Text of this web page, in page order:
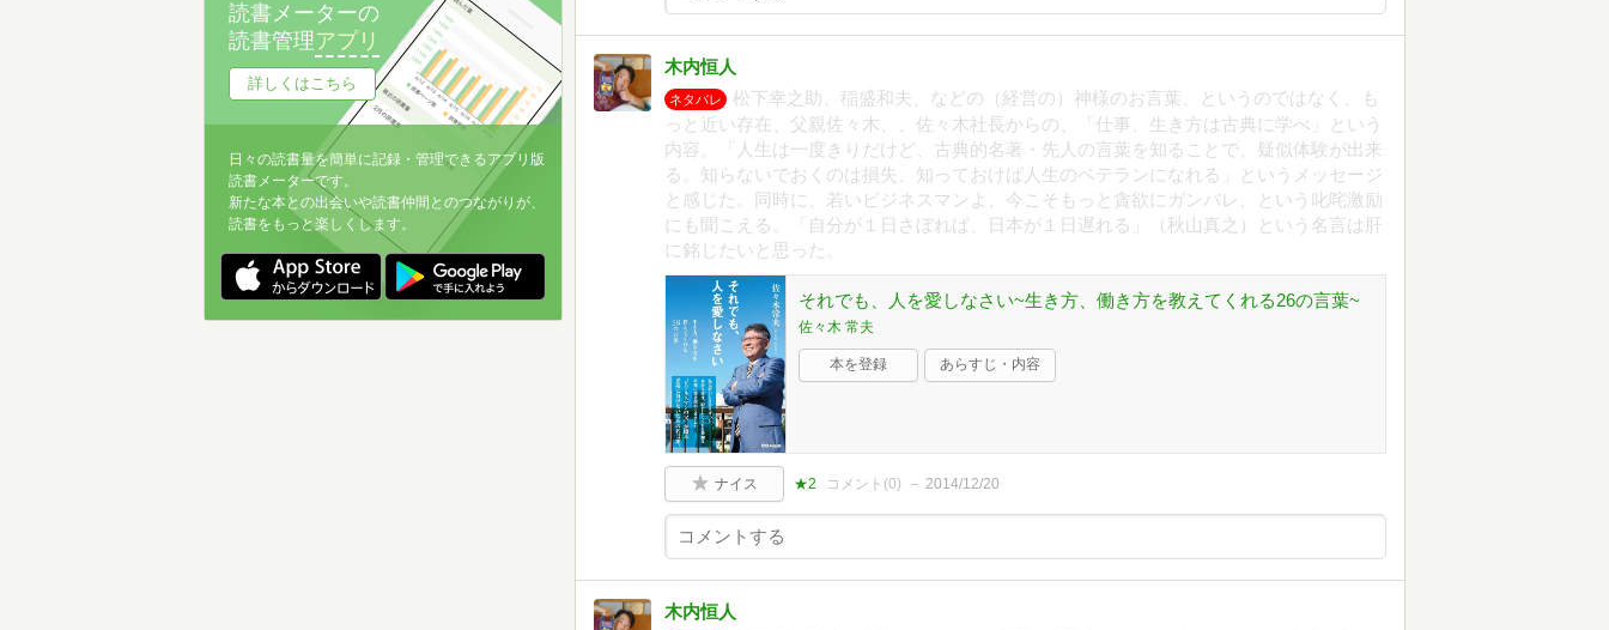
木内恒人
ネタバレ
松下幸之助、稲盛和夫、などの（経営の）神様のお言葉、というのではなく、も
っと近い存在、父親佐々木、、佐々木社長からの、「仕事、生き方は古典に学べ」という
内容。「人生は一度きりだけど、古典的名著・先人の言葉を知ることで、疑似体験が出来
る。知らないでおくのは損失、知っておけば人生のベテランになれる」というメッセージ
と感じた。同時に、若いビジネスマンよ、今こそもっと貪欲にガンバレ、という叱咤激励
にも聞こえる。「自分が１日さぼれば、日本が１日遅れる」（秋山真之）という名言は肝
に銘じたいと思った。
それでも、人を愛しなさい~生き方、働き方を教えてくれる26の言葉~
佐々木 常夫
本を登録 あらすじ・内容
ナイス ★2 コメント(0) 2014/12/20
木内恒人
読書メーターの
読書管理アプリ
詳しくはこちら
日々の読書量を簡単に記録・管理できるアプリ版
読書メーターです。
新たな本との出会いや読書仲間とのつながりが、
読書をもっと楽しくします。